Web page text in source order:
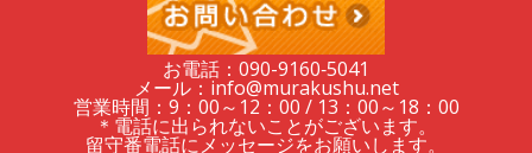
レ
お電話：090-9160‐5041
メール：info@murakushu.net
営業時間：9：00～12：00 / 13：00～18：00
＊電話に出られないことがございます。
留守番電話にメッセージをお願いします。